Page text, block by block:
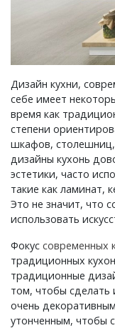
Дизайн кухни,
себе имеет
время как
степени
шкафов,
дизайны кухонь
эстетики, часто
такие как ламинат,
Это не значит, что
использовать
Фокус современных
традиционных
традиционные
том, чтобы
очень
утонченным, чтобы